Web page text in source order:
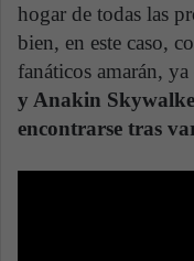
hogar de todas las
bien, en este caso,
fanáticos amarán, ya
y Anakin
encontrarse tras